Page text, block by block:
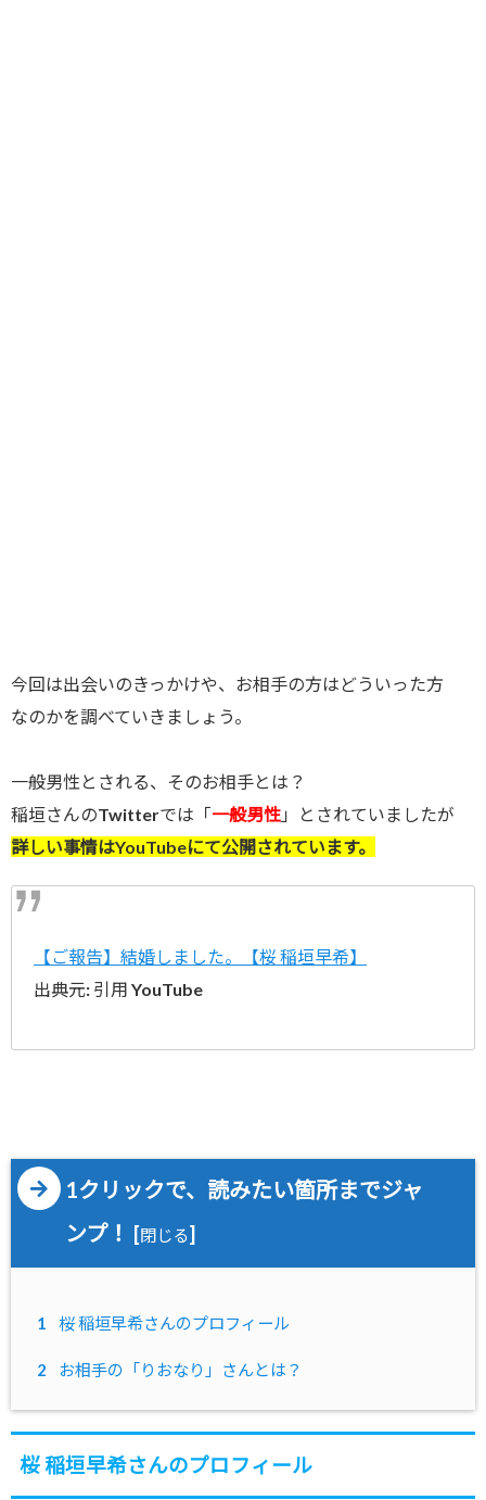
今回は出会いのきっかけや、お相手の方はどういった方
なのかを調べていきましょう。
一般男性とされる、そのお相手とは？
稲垣さんのTwitterでは「一般男性 」とされていましたが
詳しい事情はYouTubeにて公開されています。
【ご報告】結婚しました。【桜 稲垣早希】
出典元: 引用 YouTube
1クリックで、読みたい箇所までジャ
ンプ！ [閉じる]
1 桜 稲垣早希さんのプロフィール
2 お相手の「りおなり」さんとは？
桜 稲垣早希さんのプロフィール